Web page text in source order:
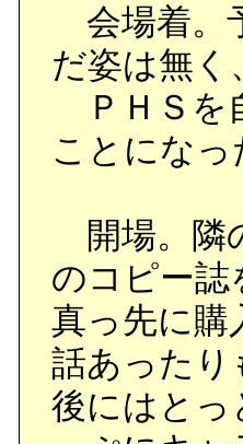
会場着。
だ姿は無く
ＰＨＳを
ことにな
開場。隣
のコピー誌
真っ先に購
話あったり
後にはとっ